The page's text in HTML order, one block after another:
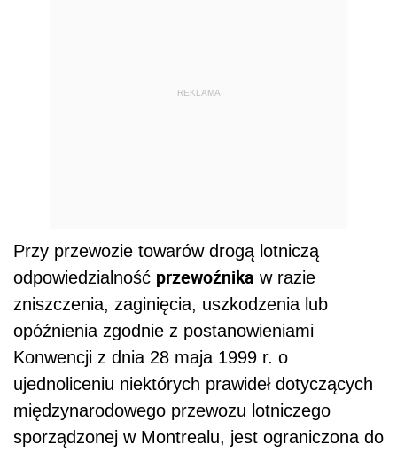
REKLAMA
Przy przewozie towarów drogą lotniczą
odpowiedzialność przewoźnika w razie
zniszczenia, zaginięcia, uszkodzenia lub
opóźnienia zgodnie z postanowieniami
Konwencji z dnia 28 maja 1999 r. o
ujednoliceniu niektórych prawideł dotyczących
międzynarodowego przewozu lotniczego
sporządzonej w Montrealu, jest ograniczona do